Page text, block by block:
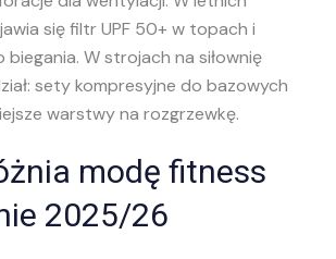
się filtr UPF 50+ w topach i
biegania. W strojach na siłownię
sety kompresyjne do bazowych
warstwy na rozgrzewkę.
modę fitness
2025/26